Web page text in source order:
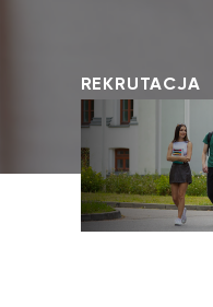
REKRUTACJA